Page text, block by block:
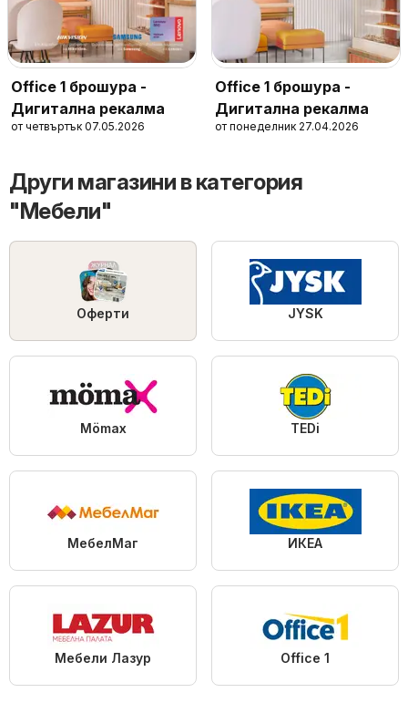
Office 1 брошура -
Дигитална рекалма
от четвъртък 07.05.2026
Office 1 брошура -
Дигитална рекалма
от понеделник 27.04.2026
Други магазини в категория
"Мебели"
Оферти JYSK
Mömax TEDi
МебелМаг ИКЕА
Мебели Лазур Office 1